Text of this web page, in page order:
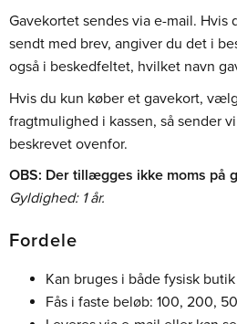
Gavekortet sendes via e-mail. Hvis
sendt med brev, angiver du det i
også i beskedfeltet, hvilket navn
Hvis du kun køber et gavekort, vælg
fragtmulighed i kassen, så sender
beskrevet ovenfor.
OBS: Der tillægges ikke moms på
Gyldighed: 1 år.
Fordele
Kan bruges i både fysisk
Fås i faste beløb: 100, 200,